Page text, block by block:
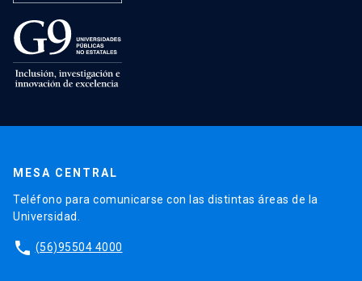
MESA CENTRAL
Teléfono para comunicarse con las distintas áreas de la
Universidad.
phone (56)95504 4000